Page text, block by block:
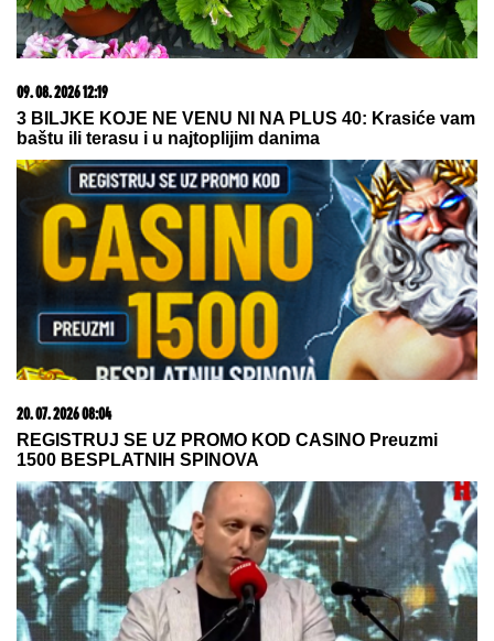
09. 08. 2026 13:07
HITAN SASTANAK VRHA IRANA Pezeškijan i Hamnei
u četiri oka: Spremaju odgovor na nove pretnje SAD i
Izraela
09. 07. 2026 09:20
Komfor po meri klijenata: nova linija paketa ALTA
banke